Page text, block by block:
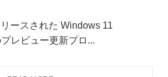
ースされた Windows 11
レビュー更新プロ...